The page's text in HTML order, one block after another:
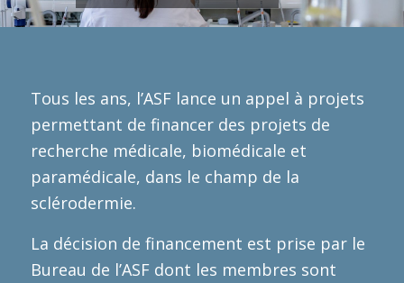
Tous les ans, l’ASF lance un appel à projets
permettant de financer des projets de
recherche médicale, biomédicale et
paramédicale, dans le champ de la
sclérodermie.
La décision de financement est prise par le
Bureau de l’ASF dont les membres sont